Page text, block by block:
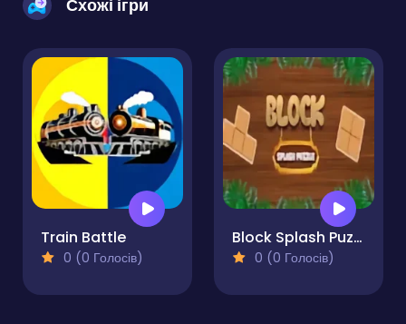
Схожі ігри
Train Battle
0 (0 Голосів)
Block Splash Puzzle
0 (0 Голосів)